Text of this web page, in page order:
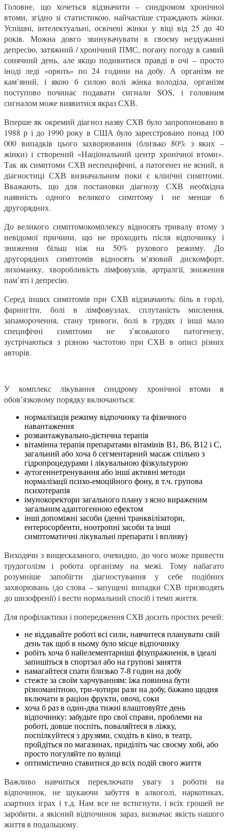
Головне, що хочеться відзначити – синдромом хронічної
втоми, згідно зі статистикою, найчастіше страждають жінки.
Успішні, інтелектуальні, освічені жінки у віці від 25 до 40
років. Можна довго звинувачувати в своєму нездужанні
депресію, затяжний / хронічний ПМС, погану погоду в самий
сонячний день, але якщо подивитися правді в очі – просто
іноді леді «орють» по 24 години на добу. А організм не
кам’яний, і якою б силою волі жінка володіла, організм
поступово починає подавати сигнали SOS, і головним
сигналом може виявитися якраз СХВ.
Вперше як окремий діагноз назву СХВ було запропоновано в
1988 р і до 1990 року в США було зареєстровано понад 100
000 випадків цього захворювання (близько 80% з яких –
жінки) і створений «Національний центр хронічної втоми».
Так як симптоми СХВ неспецифічні, а патогенез не ясний, в
діагностиці СХВ визначальним поки є клінічні симптоми.
Вважають, що для постановки діагнозу СХВ необхідна
наявність одного великого симптому і не менше 6
другорядних.
До великого симптомокомплексу відносять тривалу втому з
невідомої причини, що не проходить після відпочинку і
зниження більш ніж на 50% рухового режиму. До
другорядних симптомів відносять м’язовий дискомфорт,
лихоманку, хворобливість лімфовузлів, артралгії, зниження
пам’яті і депресію.
Серед інших симптомів при СХВ відзначають: біль в горлі,
фарингіти, болі в лімфовузлах, сплутаність мислення,
запаморочення, стану тривоги, болі в грудях і інші мало
специфічні симптоми не з’ясованого патогенезу,
зустрічаються з різною частотою при СХВ в описі різних
авторів.
У комплекс лікування синдрому хронічної втоми в
обов’язковому порядку включаються:
нормалізація режиму відпочинку та фізичного
навантаження
розвантажувально-дієтична терапія
вітамінна терапія препаратами вітамінів В1, В6, В12 і С,
загальний або хоча б сегментарний масаж спільно з
гідропроцедурами і лікувальною фізкультурою
аутогеннетренування або інші активні методи
нормалізації психо-емоційного фону, в т.ч. групова
психотерапія
імунокоректори загального плану з ясно вираженим
загальним адаптогенною ефектом
інші допоміжні засоби (денні транквілізатори,
ентеросорбенти, ноотропні засоби та інші
симптоматичні лікувальні препарати і впливу)
Виходячи з вищесказаного, очевидно, до чого може привести
трудоголізм і робота організму на межі. Тому набагато
розумніше запобігти діагностування у себе подібних
захворювань (до слова – запущені випадки СХВ призводять
до шизофренії) і вести нормальний спосіб і темп життя.
Для профілактики і попередження СХВ досить простих речей:
не віддавайте роботі всі сили, навчитеся планувати свій
день так щоб в ньому було місце відпочинку
робіть хоча б найелементарніші фізупражненія, в ідеалі
запишіться в спортзал або на групові заняття
намагайтеся спати близько 7-8 годин на добу
стежте за своїм харчуванням: їжа повинна бути
різноманітною, три-чотири рази на добу, бажано щодня
включати в раціон фрукти, овочі, соки
хоча б раз в один-два тижні влаштовуйте день
відпочинку: забудьте про свої справи, проблеми на
роботі, довше поспіть, поваляйтеся в ліжку,
поспілкуйтеся з друзями, сходіть в кіно, в театр,
пройдіться по магазинах, приділіть час своєму хобі, або
просто погуляйте по вулиці
оптимістично ставитися до всіх подій свого життя
Важливо навчиться переключати увагу з роботи на
відпочинок, не шукаючи забуття в алкоголі, наркотиках,
азартних іграх і т.д. Нам все не встигнути, і всіх грошей не
заробити, а якісний відпочинок зараз, визначає якість нашого
життя в подальшому.